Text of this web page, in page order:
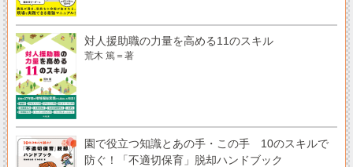
対人援助職の力量を高める11のスキル
荒木 篤＝著
園で役立つ知識とあの手・この手 10のスキルで
防ぐ！「不適切保育」脱却ハンドブック